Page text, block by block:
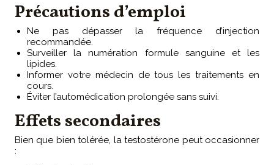
Précautions d’emploi
Ne pas dépasser la fréquence d’injection
recommandée.
Surveiller la numération formule sanguine et les
lipides.
Informer votre médecin de tous les traitements en
cours.
Éviter l’automédication prolongée sans suivi.
Effets secondaires
Bien que bien tolérée, la testostérone peut occasionner
: